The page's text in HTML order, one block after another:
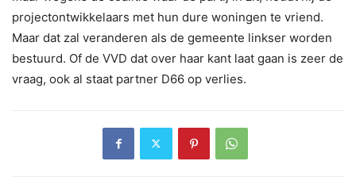
projectontwikkelaars met hun dure woningen te vriend.
Maar dat zal veranderen als de gemeente linkser worden
bestuurd. Of de VVD dat over haar kant laat gaan is zeer de
vraag, ook al staat partner D66 op verlies.